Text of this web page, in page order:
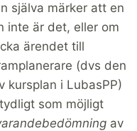
själva märker att en
inte är det, eller om
ärendet till
(dvs den
kursplan i LubasPP)
som möjligt
av